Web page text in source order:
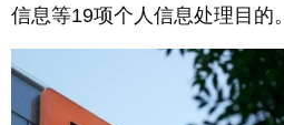
信息等19项个人信息处理目的。